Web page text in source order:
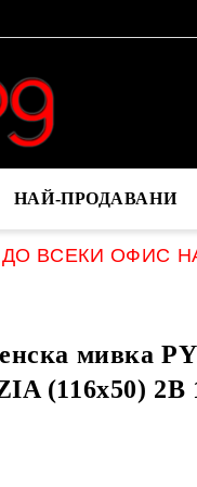
НАЙ-ПРОДАВАНИ
ВСЕКИ ОФИС
мивка
(116x50) 2B